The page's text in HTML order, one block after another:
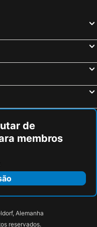
Escócia Hotéis
de
membros
Alemanha
reservados.